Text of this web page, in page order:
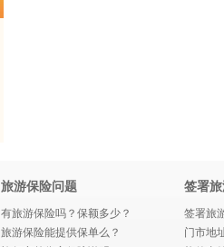
旅游保险问题
有旅游保险吗？保额多少？
旅游保险能提供保单么？
签署
签署旅
门市地